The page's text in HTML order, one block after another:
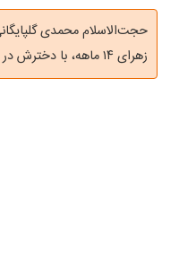
حجت‌الاسلام محمدی
زهرای ۱۴ ماهه، با دخترش در مسجد جمکران وداع کرد.